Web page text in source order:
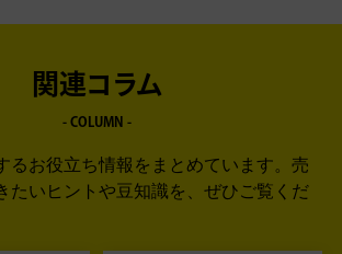
関連コラム
- COLUMN -
るお役立ち情報をまとめています。 売
たいヒントや豆知識を、ぜひご覧くだ